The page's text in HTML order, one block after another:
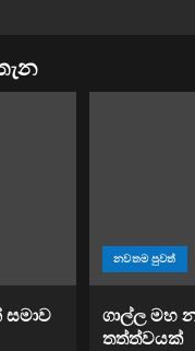
සමාව
නවතම පුවත්
ගාල්ල මහ
තත්ත්වයක්